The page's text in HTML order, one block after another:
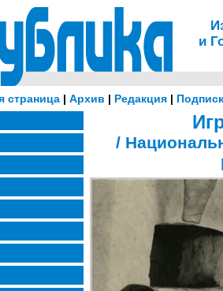
и
страница| Архив | Редакция|
/